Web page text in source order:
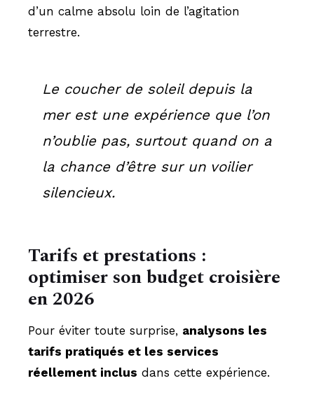
d’un calme absolu loin de l’agitation
terrestre.
Le coucher de soleil depuis la
mer est une expérience que l’on
n’oublie pas, surtout quand on a
la chance d’être sur un voilier
silencieux.
Tarifs et prestations :
optimiser son budget croisière
en 2026
Pour éviter toute surprise, analysons les
tarifs pratiqués et les services
réellement inclus dans cette expérience.